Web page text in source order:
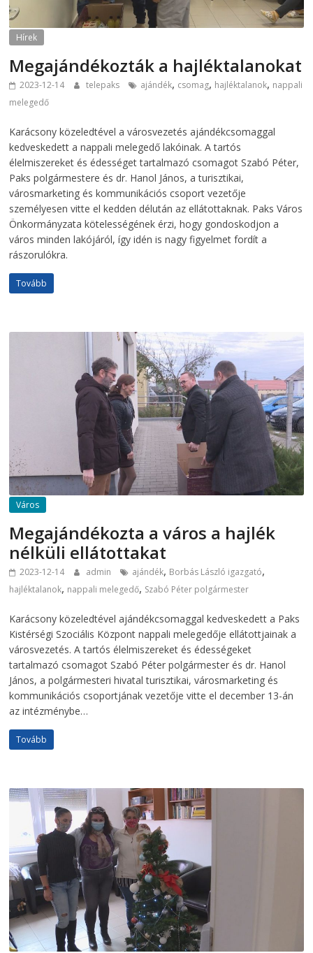
Hírek
Megajándékozták a hajléktalanokat
2023-12-14 telepaks ajándék, csomag, hajléktalanok, nappali
melegedő
Karácsony közeledtével a városvezetés ajándékcsomaggal
kedveskedett a nappali melegedő lakóinak. A tartós
élelmiszereket és édességet tartalmazó csomagot Szabó Péter,
Paks polgármestere és dr. Hanol János, a turisztikai,
városmarketing és kommunikációs csoport vezetője
személyesen vitte el kedden délután az ellátottaknak. Paks Város
Önkormányzata kötelességének érzi, hogy gondoskodjon a
város minden lakójáról, így idén is nagy figyelmet fordít a
rászorulókra.
Tovább
Város
Megajándékozta a város a hajlék
nélküli ellátottakat
2023-12-14 admin ajándék, Borbás László igazgató,
hajléktalanok, nappali melegedő, Szabó Péter polgármester
Karácsony közeledtével ajándékcsomaggal kedveskedett a Paks
Kistérségi Szociális Központ nappali melegedője ellátottjainak a
városvezetés. A tartós élelmiszereket és édességeket
tartalmazó csomagot Szabó Péter polgármester és dr. Hanol
János, a polgármesteri hivatal turisztikai, városmarketing és
kommunikációs csoportjának vezetője vitte el december 13-án
az intézménybe…
Tovább